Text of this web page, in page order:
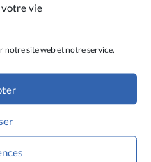
votre vie
notre site web et notre service.